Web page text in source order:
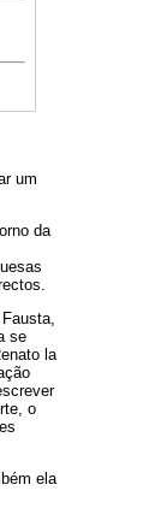
um
da
se
la
o
ela